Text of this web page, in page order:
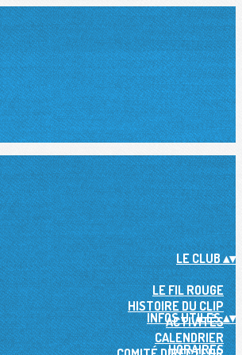
LE CLUB▴▾
LE FIL ROUGE
HISTOIRE DU CLIP
ACTIVITÉS
CALENDRIER
INFOS UTILES▴▾
HORAIRES